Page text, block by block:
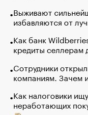
Выживают
избавляются от
Как банк
кредиты селлерам
Сотрудники
компаниям. Зачем
Как налоговики
неработающих